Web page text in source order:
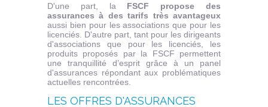
D'une part, la FSCF propose des
assurances à des tarifs très avantageux
aussi bien pour les associations que pour les
licenciés. D'autre part, tant pour les dirigeants
d'associations que pour les licenciés, les
produits proposés par la FSCF permettent
une tranquillité d’esprit grâce à un panel
d'assurances répondant aux problématiques
actuelles rencontrées.
LES OFFRES D'ASSURANCES